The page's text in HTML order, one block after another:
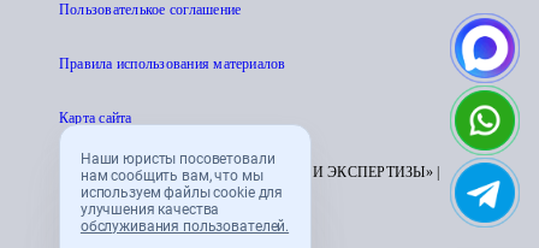
Наши юристы посоветовали
нам сообщить вам, что мы
используем файлы cookie для
улучшения качества
обслуживания пользователей.
Пользователькое соглашение
Правила использования материалов
Карта сайта
© 1995 - 2026 «ЦЕНТР АТТЕСТАЦИИ И ЭКСПЕРТИЗЫ» |
CENTRATTEK.RU